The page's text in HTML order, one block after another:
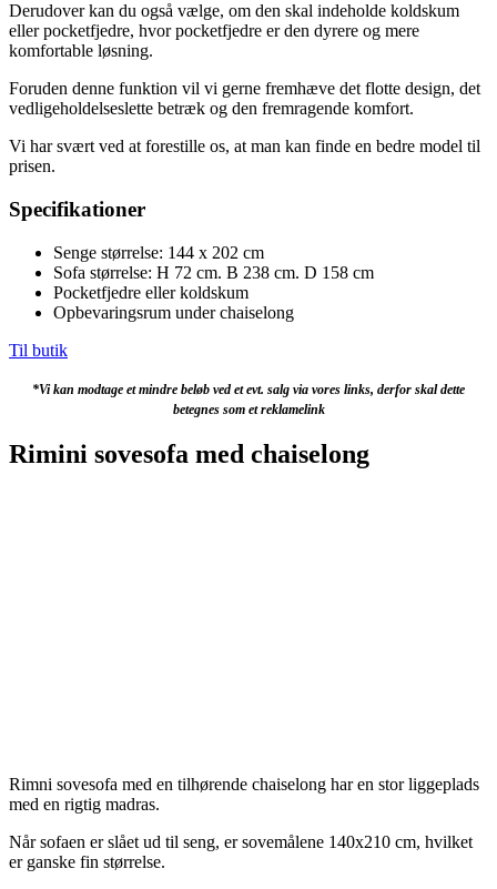
Derudover kan du også vælge, om den skal indeholde koldskum
eller pocketfjedre, hvor pocketfjedre er den dyrere og mere
komfortable løsning.
Foruden denne funktion vil vi gerne fremhæve det flotte design, det
vedligeholdelseslette betræk og den fremragende komfort.
Vi har svært ved at forestille os, at man kan finde en bedre model til
prisen.
Specifikationer
Senge størrelse: 144 x 202 cm
Sofa størrelse: H 72 cm. B 238 cm. D 158 cm
Pocketfjedre eller koldskum
Opbevaringsrum under chaiselong
Til butik
*Vi kan modtage et mindre beløb ved et evt. salg via vores links, derfor skal dette
betegnes som et reklamelink
Rimini sovesofa med chaiselong
Rimni sovesofa med en tilhørende chaiselong har en stor liggeplads
med en rigtig madras.
Når sofaen er slået ud til seng, er sovemålene 140x210 cm, hvilket
er ganske fin størrelse.